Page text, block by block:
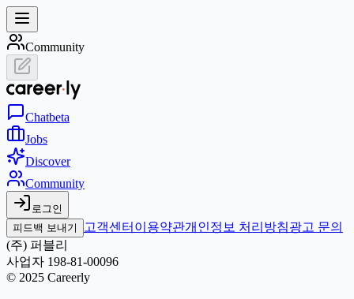
Community
Chatbeta
Jobs
Discover
Community
로그인
피드백 보내기
고객센터 이용약관개인정보 처리방침광고 문의
(주) 퍼블리
사업자 198-81-00096
© 2025 Careerly